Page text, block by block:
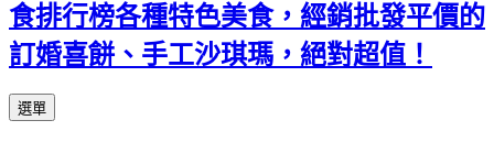
食排行榜各種特色美食，經銷批發平價的
訂婚喜餅、手工沙琪瑪，絕對超值！
選單